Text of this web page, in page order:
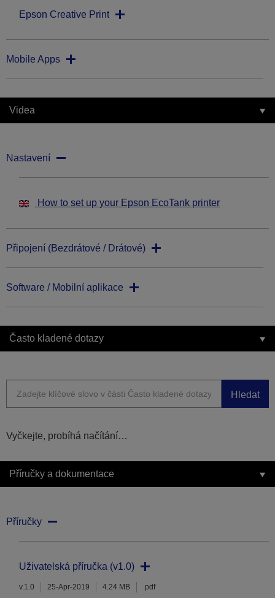
Epson Creative Print
Mobile Apps
Videa
Nastavení
How to set up your Epson EcoTank printer
Připojení (Bezdrátové / Drátové)
Software / Mobilní aplikace
Často kladené dotazy
Hledat
Vyčkejte, probíhá načítání…
Příručky a dokumentace
Příručky
Uživatelská příručka (v1.0)
v.1.0 25-Apr-2019 4.24 MB .pdf